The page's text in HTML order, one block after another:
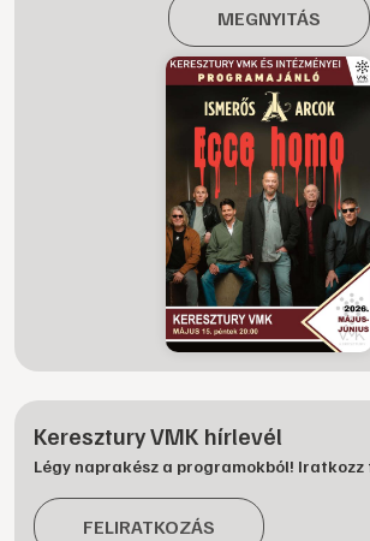
MEGNYITÁS
Keresztury VMK hírlevél
Légy naprakész a programokból! Iratkozz
FELIRATKOZÁS